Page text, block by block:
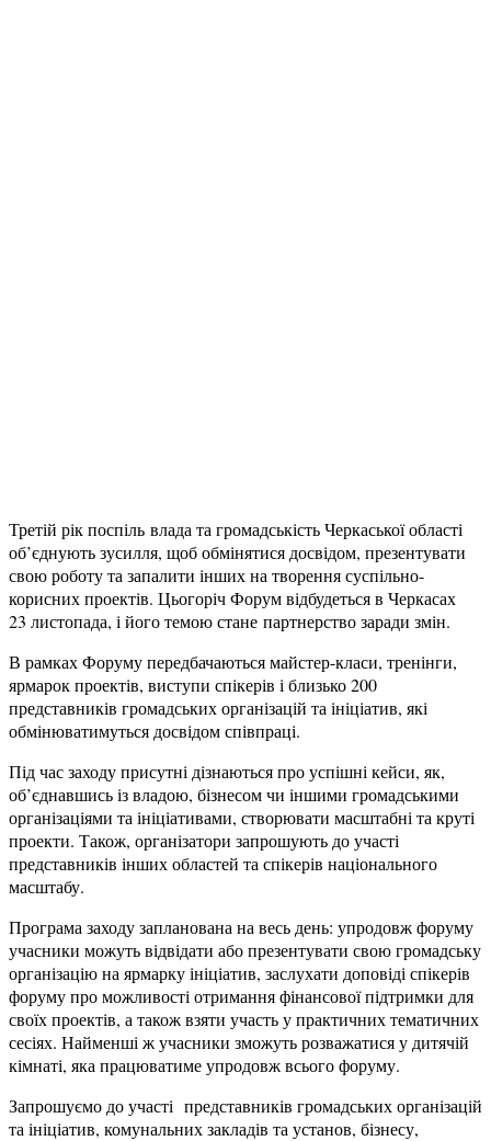
Третій рік поспіль влада та громадськість Черкаської області
об’єднують зусилля, щоб обмінятися досвідом, презентувати
свою роботу та запалити інших на творення суспільно-
корисних проектів. Цьогоріч Форум відбудеться в Черкасах
23 листопада, і його темою стане партнерство заради змін.
В рамках Форуму передбачаються майстер-класи, тренінги,
ярмарок проектів, виступи спікерів і близько 200
представників громадських організацій та ініціатив, які
обмінюватимуться досвідом співпраці.
Під час заходу присутні дізнаються про успішні кейси, як,
об’єднавшись із владою, бізнесом чи іншими громадськими
організаціями та ініціативами, створювати масштабні та круті
проекти. Також, організатори запрошують до участі
представників інших областей та спікерів національного
масштабу.
Програма заходу запланована на весь день: упродовж форуму
учасники можуть відвідати або презентувати свою громадську
організацію на ярмарку ініціатив, заслухати доповіді спікерів
форуму про можливості отримання фінансової підтримки для
своїх проектів, а також взяти участь у практичних тематичних
сесіях. Найменші ж учасники зможуть розважатися у дитячій
кімнаті, яка працюватиме упродовж всього форуму.
Запрошуємо до участі представників громадських організацій
та ініціатив, комунальних закладів та установ, бізнесу,